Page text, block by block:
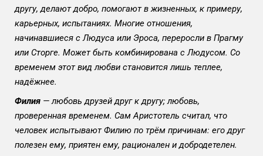
другу, делают добро, помогают в жизненных, к примеру,
карьерных, испытаниях. Многие отношения,
начинавшиеся с Людуса или Эроса, переросли в Прагму
или Сторге. Может быть комбинирована с Людусом. Со
временем этот вид любви становится лишь теплее,
надёжнее.
Филия — любовь друзей друг к другу; любовь,
проверенная временем. Сам Аристотель считал, что
человек испытывают Филию по трём причинам: его друг
полезен ему, приятен ему, рационален и добродетелен.